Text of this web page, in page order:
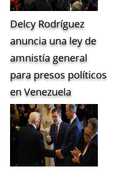
Delcy Rodríguez
anuncia una ley de
amnistía general
para presos políticos
en Venezuela